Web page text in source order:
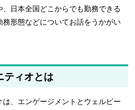
、日本全国どこからでも勤務できる
務形態などについてお話をうかがい
ティオとは
、エンゲージメントとウェルビー